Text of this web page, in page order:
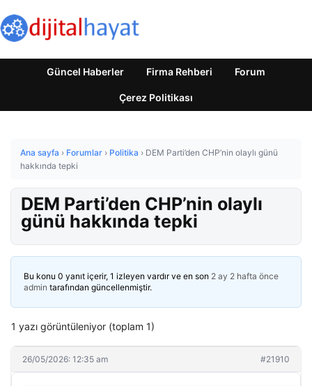
Güncel Haberler Firma Rehberi Forum
Çerez Politikası
Ana sayfa › Forumlar › Politika › DEM Parti’den CHP’nin olaylı günü
hakkında tepki
DEM Parti’den CHP’nin olaylı
günü hakkında tepki
Bu konu 0 yanıt içerir, 1 izleyen vardır ve en son 2 ay 2 hafta önce
admin tarafından güncellenmiştir.
1 yazı görüntüleniyor (toplam 1)
26/05/2026: 12:35 am #21910